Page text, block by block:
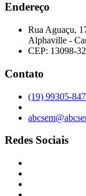
Endereço
Rua Aguaçu,
Alphaville -
CEP: 13098-
Contato
(19) 99305-
Redes Sociais